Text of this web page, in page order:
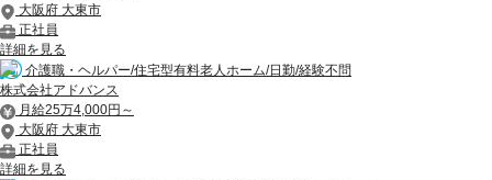
大阪府 大東市
正社員
詳細を見る
介護職・ヘルパー/住宅型有料老人ホーム/日勤/経験不問
株式会社アドバンス
月給25万4,000円～
大阪府 大東市
正社員
詳細を見る